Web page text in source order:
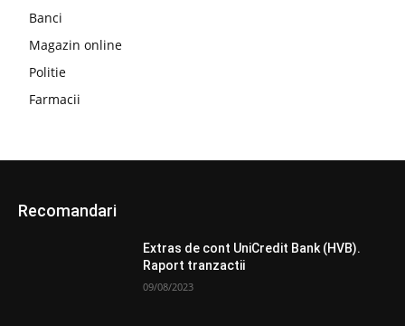
Banci
Magazin online
Politie
Farmacii
Recomandari
Extras de cont UniCredit Bank (HVB).
Raport tranzactii
09/08/2023